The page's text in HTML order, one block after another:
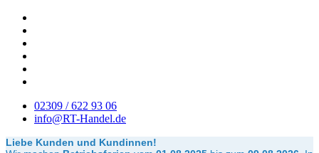
02309 / 622 93 06
info@RT-Handel.de
Liebe Kunden und Kundinnen!